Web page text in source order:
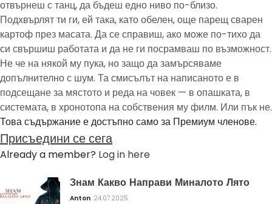
отвърнеш с танц, да бъдеш едно ниво по-близо.
Подхвърлят ти ги, ей така, като обелен, още парещ сварен
картоф през масата. Да се справиш, ако може по-тихо да
си свършиш работата и да не ги посрамваш по възможност.
Не че на някой му пука, но защо да замърсяваме
допълнително с шум. Та смисълът на написаното е в
подсещане за мястото и реда на човек — в опашката, в
системата, в хронотопа на собствения му филм. Или пък не.
Това съдържание е достъпно само за Премиум членове.
Присъедини се сега
Already a member? Log in here
Знам Какво Направи Миналото Лято
Anton 24.07.2025